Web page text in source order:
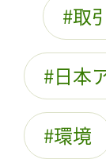
取
日本
環境